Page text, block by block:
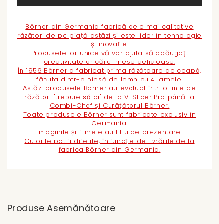
Börner din Germania fabrică cele mai calitative
răzători de pe piață astăzi și este lider în tehnologie
și inovație.
Produsele lor unice vă vor ajuta să adăugați
creativitate oricărei mese delicioase.
În 1956 Börner a fabricat prima răzătoare de ceapă,
făcuta dintr-o piesă de lemn cu 4 lamele.
Astăzi produsele Börner au evoluat într-o linie de
răzători "trebuie să ai" de la V-Slicer Pro până la
Combi-Chef și Curățătorul Börner.
Toate produsele Börner sunt fabricate exclusiv în
Germania.
Imaginile și filmele au titlu de prezentare.
Culorile pot fi diferite, în funcție de livrările de la
fabrica Börner din Germania.
Produse Asemănătoare